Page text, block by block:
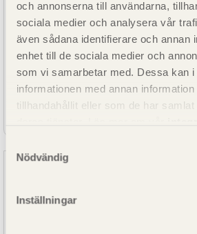
och annonserna till användarna,
sociala medier och analysera vår
även sådana identifierare och annan
enhet till de sociala medier och
som vi samarbetar med. Dessa kan
informationen med annan
tillhandahållit eller som de har
Nödvändig
Inställningar
SE00147
Ytterpanelbräda Gran Behandlad